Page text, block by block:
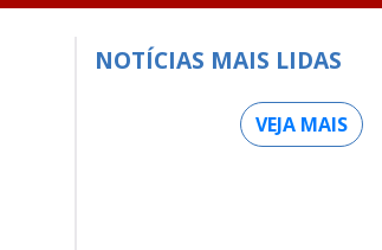
NOTÍCIAS MAIS LIDAS
VEJA MAIS